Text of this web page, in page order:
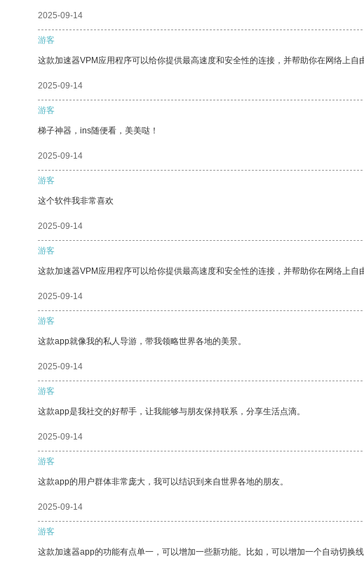
2025-09-14
游客
这款加速器VPM应用程序可以给你提供最高速度和安全性的连接，并帮助你在网络上自
2025-09-14
游客
梯子神器，ins随便看，美美哒！
2025-09-14
游客
这个软件我非常喜欢
2025-09-14
游客
这款加速器VPM应用程序可以给你提供最高速度和安全性的连接，并帮助你在网络上自
2025-09-14
游客
这款app就像我的私人导游，带我领略世界各地的美景。
2025-09-14
游客
这款app是我社交的好帮手，让我能够与朋友保持联系，分享生活点滴。
2025-09-14
游客
这款app的用户群体非常庞大，我可以结识到来自世界各地的朋友。
2025-09-14
游客
这款加速器app的功能有点单一，可以增加一些新功能。比如，可以增加一个自动切换